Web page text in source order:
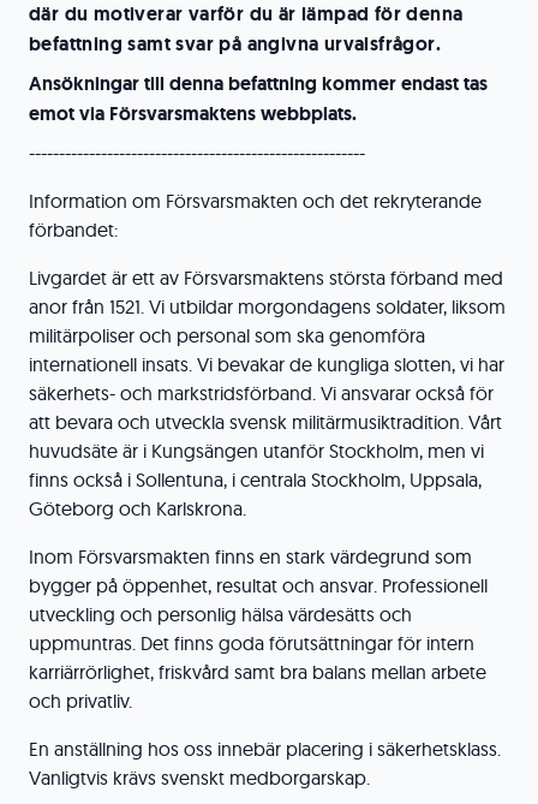
där du motiverar varför du är lämpad för denna
befattning samt svar på angivna urvalsfrågor.
Ansökningar till denna befattning kommer endast tas
emot via Försvarsmaktens webbplats.
--------------------------------------------------------
Information om Försvarsmakten och det rekryterande
förbandet:
Livgardet är ett av Försvarsmaktens största förband med
anor från 1521. Vi utbildar morgondagens soldater, liksom
militärpoliser och personal som ska genomföra
internationell insats. Vi bevakar de kungliga slotten, vi har
säkerhets- och markstridsförband. Vi ansvarar också för
att bevara och utveckla svensk militärmusiktradition. Vårt
huvudsäte är i Kungsängen utanför Stockholm, men vi
finns också i Sollentuna, i centrala Stockholm, Uppsala,
Göteborg och Karlskrona.
Inom Försvarsmakten finns en stark värdegrund som
bygger på öppenhet, resultat och ansvar. Professionell
utveckling och personlig hälsa värdesätts och
uppmuntras. Det finns goda förutsättningar för intern
karriärrörlighet, friskvård samt bra balans mellan arbete
och privatliv.
En anställning hos oss innebär placering i säkerhetsklass.
Vanligtvis krävs svenskt medborgarskap.